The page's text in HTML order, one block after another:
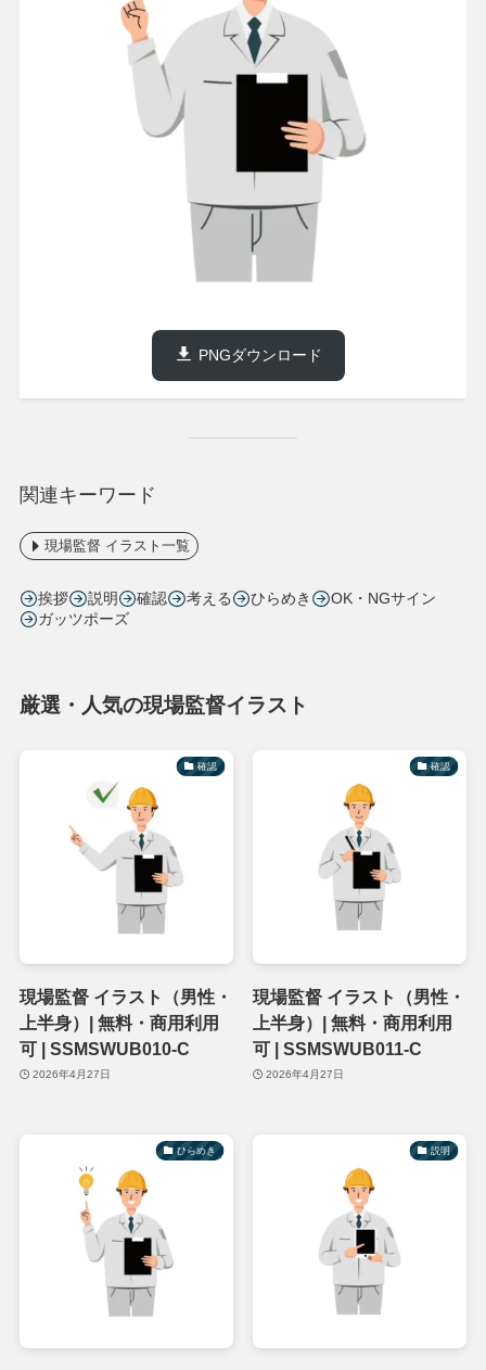
PNGダウンロード
関連キーワード
現場監督 イラスト一覧
挨拶 説明 確認 考える ひらめき
OK・NGサイン
ガッツポーズ
厳選・人気の現場監督イラスト
確認
現場監督 イラスト（男性・
上半身）| 無料・商用利用
可 | SSMSWUB010-C
2026年4月27日
確認
現場監督 イラスト（男性・
上半身）| 無料・商用利用
可 | SSMSWUB011-C
2026年4月27日
ひらめき 説明